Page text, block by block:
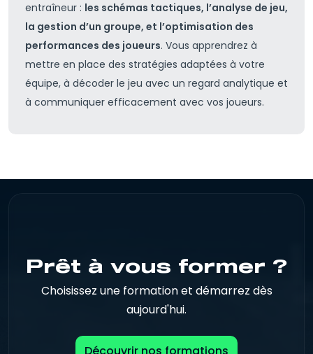
entraîneur : les schémas tactiques, l’analyse de jeu,
la gestion d’un groupe, et l’optimisation des
performances des joueurs. Vous apprendrez à
mettre en place des stratégies adaptées à votre
équipe, à décoder le jeu avec un regard analytique et
à communiquer efficacement avec vos joueurs.
Prêt à vous former ?
Choisissez une formation et démarrez dès
aujourd'hui.
Découvrir nos formations